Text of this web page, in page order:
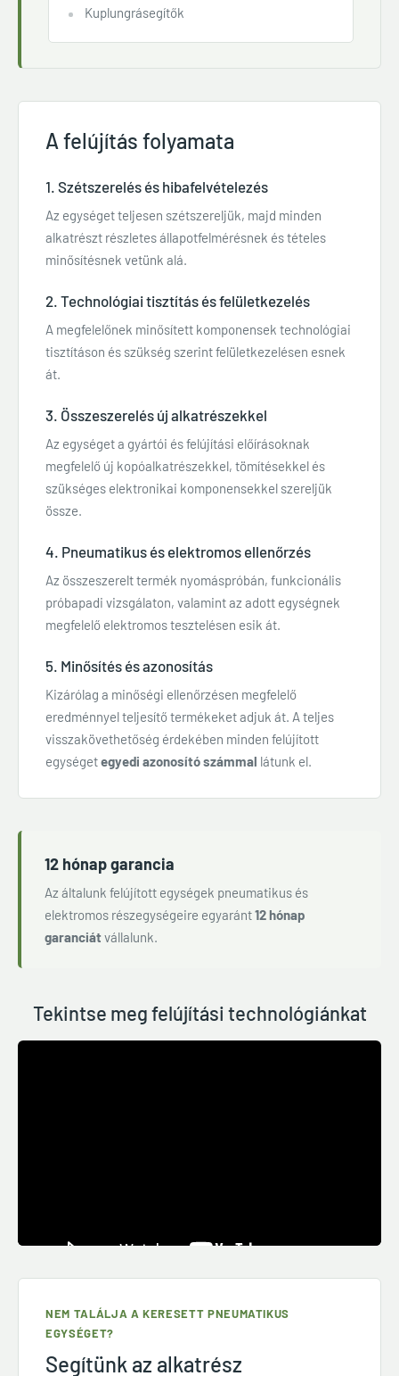
Kuplungrásegítők
A felújítás folyamata
1. Szétszerelés és hibafelvételezés
Az egységet teljesen szétszereljük, majd minden
alkatrészt részletes állapotfelmérésnek és tételes
minősítésnek vetünk alá.
2. Technológiai tisztítás és felületkezelés
A megfelelőnek minősített komponensek technológiai
tisztításon és szükség szerint felületkezelésen esnek
át.
3. Összeszerelés új alkatrészekkel
Az egységet a gyártói és felújítási előírásoknak
megfelelő új kopóalkatrészekkel, tömítésekkel és
szükséges elektronikai komponensekkel szereljük
össze.
4. Pneumatikus és elektromos ellenőrzés
Az összeszerelt termék nyomáspróbán, funkcionális
próbapadi vizsgálaton, valamint az adott egységnek
megfelelő elektromos tesztelésen esik át.
5. Minősítés és azonosítás
Kizárólag a minőségi ellenőrzésen megfelelő
eredménnyel teljesítő termékeket adjuk át. A teljes
visszakövethetőség érdekében minden felújított
egységetegyedi azonosító számmal látunk el.
12 hónap garancia
Az általunk felújított egységek pneumatikus és
elektromos részegységeire egyaránt12 hónap
garanciátvállalunk.
Tekintse meg felújítási technológiánkat
NEM TALÁLJA A KERESETT PNEUMATIKUS
EGYSÉGET?
Segítünk az alkatrész